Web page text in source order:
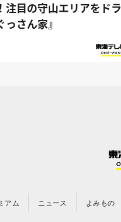
注目の守山エリアをドラ
っさん家』
アム ニュース よみもの